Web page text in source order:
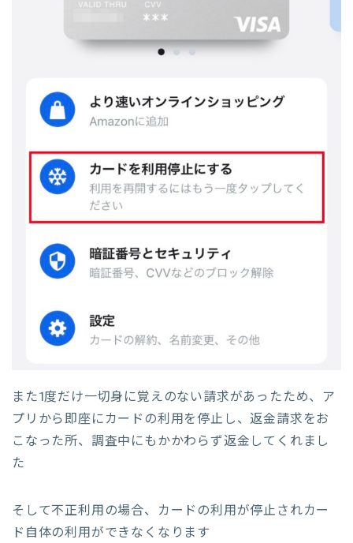
また1度だけ一切身に覚えのない請求があったため、ア
プリから即座にカードの利用を停止し、返金請求をお
こなった所、調査中にもかかわらず返金してくれまし
た
そして不正利用の場合、カードの利用が停止されカー
ド自体の利用ができなくなります